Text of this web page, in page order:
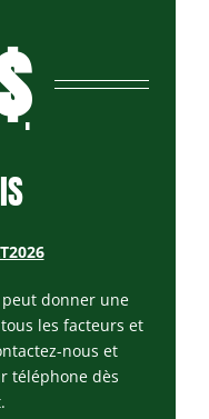
donner une
les facteurs et
nous et
téléphone dès